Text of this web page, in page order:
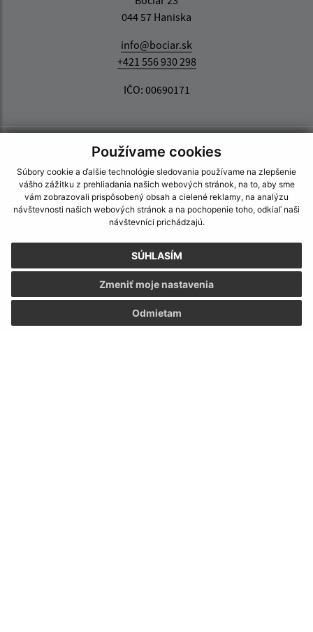
Používame cookies
Súbory cookie a ďalšie technológie sledovania používame na zlepšenie
vášho zážitku z prehliadania našich webových stránok, na to, aby sme
vám zobrazovali prispôsobený obsah a cielené reklamy, na analýzu
návštevnosti našich webových stránok a na pochopenie toho, odkiaľ naši
návštevníci prichádzajú.
SÚHLASÍM
Odmietam
Zmeniť moje nastavenia
044 57 Haniska
info@bociar.sk
+421 556 930 298
IČO: 00690171